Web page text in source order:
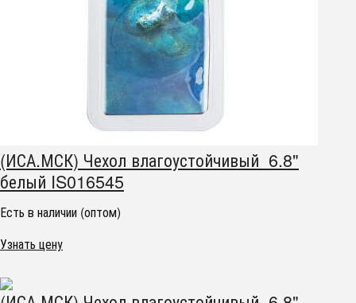
(ИСА.МСК) Чехол влагоустойчивый 6.8"
белый IS016545
Есть в наличии (оптом)
Узнать цену